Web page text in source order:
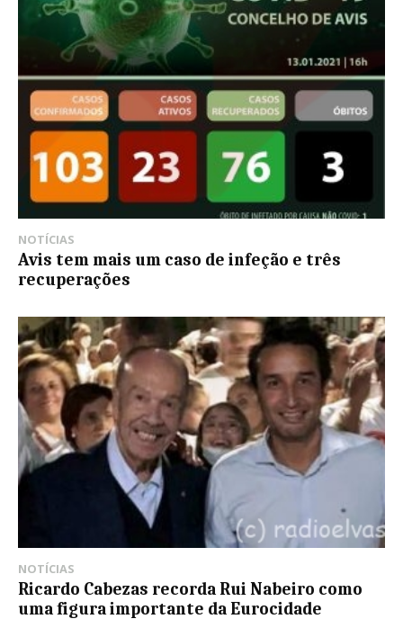
NOTÍCIAS
Avis tem mais um caso de infeção e três
recuperações
NOTÍCIAS
Ricardo Cabezas recorda Rui Nabeiro como
uma figura importante da Eurocidade